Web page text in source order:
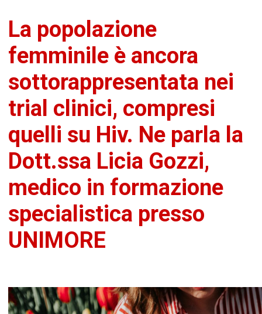
La popolazione
femminile è ancora
sottorappresentata nei
trial clinici, compresi
quelli su Hiv. Ne parla la
Dott.ssa Licia Gozzi,
medico in formazione
specialistica presso
UNIMORE